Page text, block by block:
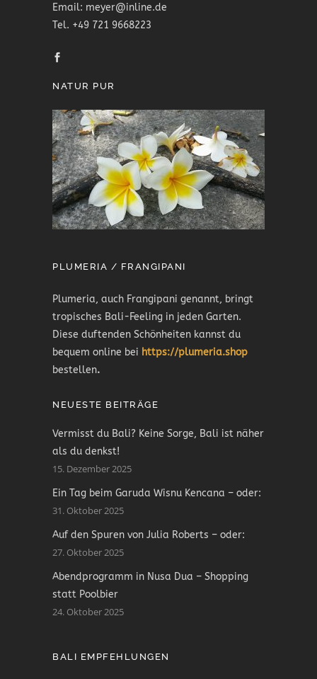
Email: meyer@inline.de
Tel. +49 721 9668223
NATUR PUR
PLUMERIA / FRANGIPANI
Plumeria, auch Frangipani genannt, bringt
tropisches Bali-Feeling in jeden Garten.
Diese duftenden Schönheiten kannst du
bequem online bei https://plumeria.shop
bestellen.
NEUESTE BEITRÄGE
Vermisst du Bali? Keine Sorge, Bali ist näher
als du denkst!
15. Dezember 2025
Ein Tag beim Garuda Wisnu Kencana – oder:
31. Oktober 2025
Auf den Spuren von Julia Roberts – oder:
27. Oktober 2025
Abendprogramm in Nusa Dua – Shopping
statt Poolbier
24. Oktober 2025
BALI EMPFEHLUNGEN